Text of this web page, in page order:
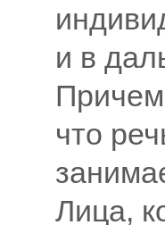
и в
что
Лица,